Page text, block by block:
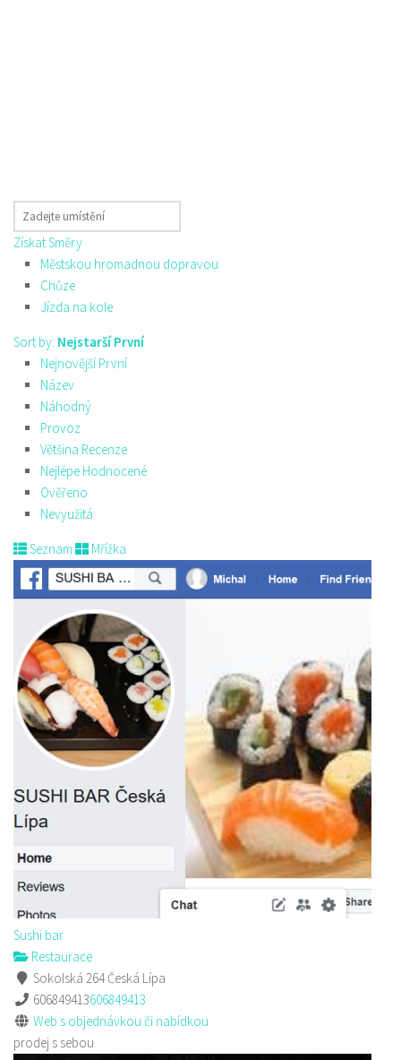
Získat Směry
Městskou hromadnou dopravou
Chůze
Jízda na kole
Sort by: Nejstarší První
Nejnovější První
Název
Náhodný
Provoz
Většina Recenze
Nejlépe Hodnocené
Ověřeno
Nevyužitá
Seznam Mřížka
Sushi bar
Restaurace
Sokolská 264 Česká Lípa
606849413606849413
Web s objednávkou či nabídkou
prodej s sebou